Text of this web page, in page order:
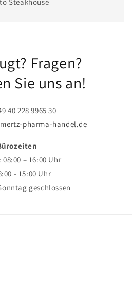
Steakhouse
Fragen?
Sie uns an!
40 228 9965 30
pharma-handel.de
08:00 – 16:00 Uhr
- 15:00 Uhr
geschlossen